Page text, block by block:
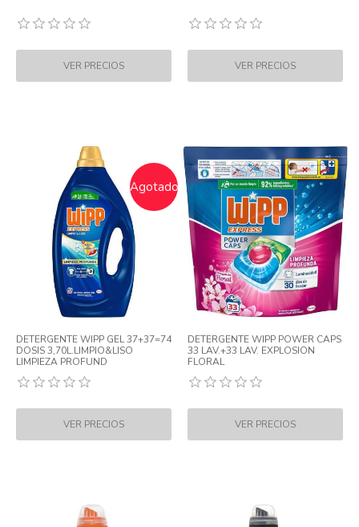
Agotado
DETERGENTE WIPP GEL 37+37=74
DOSIS 3,70L.LIMPIO&LISO
LIMPIEZA PROFUND
DETERGENTE WIPP POWER CAPS
33 LAV.+33 LAV. EXPLOSION
FLORAL